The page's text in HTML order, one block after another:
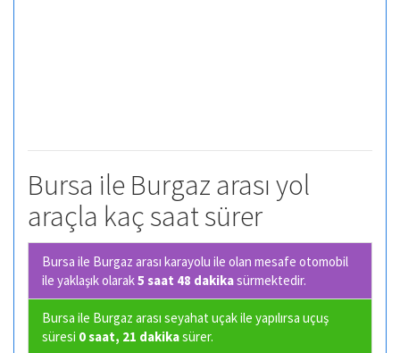
Bursa ile Burgaz arası yol
araçla kaç saat sürer
Bursa ile Burgaz arası karayolu ile olan mesafe otomobil
ile yaklaşık olarak5 saat 48 dakikasürmektedir.
Bursa ile Burgaz arası seyahat uçak ile yapılırsa uçuş
süresi 0 saat, 21 dakikasürer.